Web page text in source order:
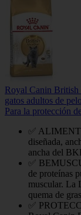
Royal Canin British
gatos adultos de
Para la protección
✅
diseñada,
ancha del
✅
de proteínas
muscular. La
quema de
✅